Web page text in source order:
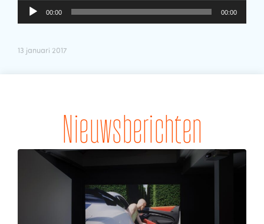
Audiospeler
00:00 00:00
13 januari 2017
Nieuwsberichten